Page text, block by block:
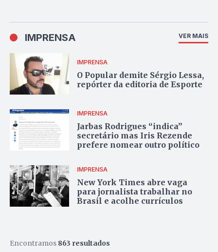
IMPRENSA VER MAIS
IMPRENSA
O Popular demite Sérgio Lessa,
repórter da editoria de Esporte
IMPRENSA
Jarbas Rodrigues “indica”
secretário mas Iris Rezende
prefere nomear outro político
IMPRENSA
New York Times abre vaga
para jornalista trabalhar no
Brasil e acolhe currículos
Encontramos 863 resultados